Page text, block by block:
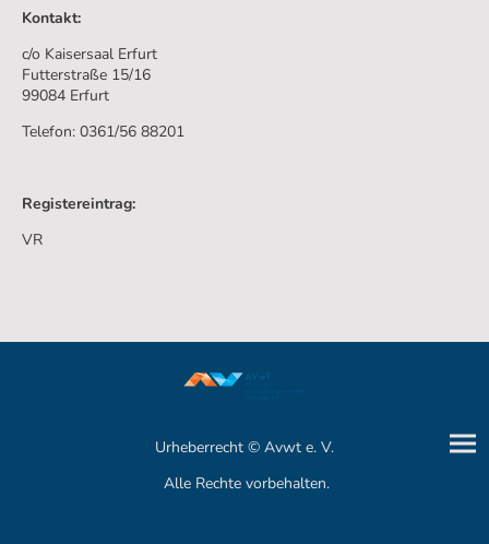
Kontakt:
c/o Kaisersaal Erfurt
Futterstraße 15/16
99084 Erfurt
Telefon: 0361/56 88201
Registereintrag:
VR
Urheberrecht © Avwt e. V.
Alle Rechte vorbehalten.